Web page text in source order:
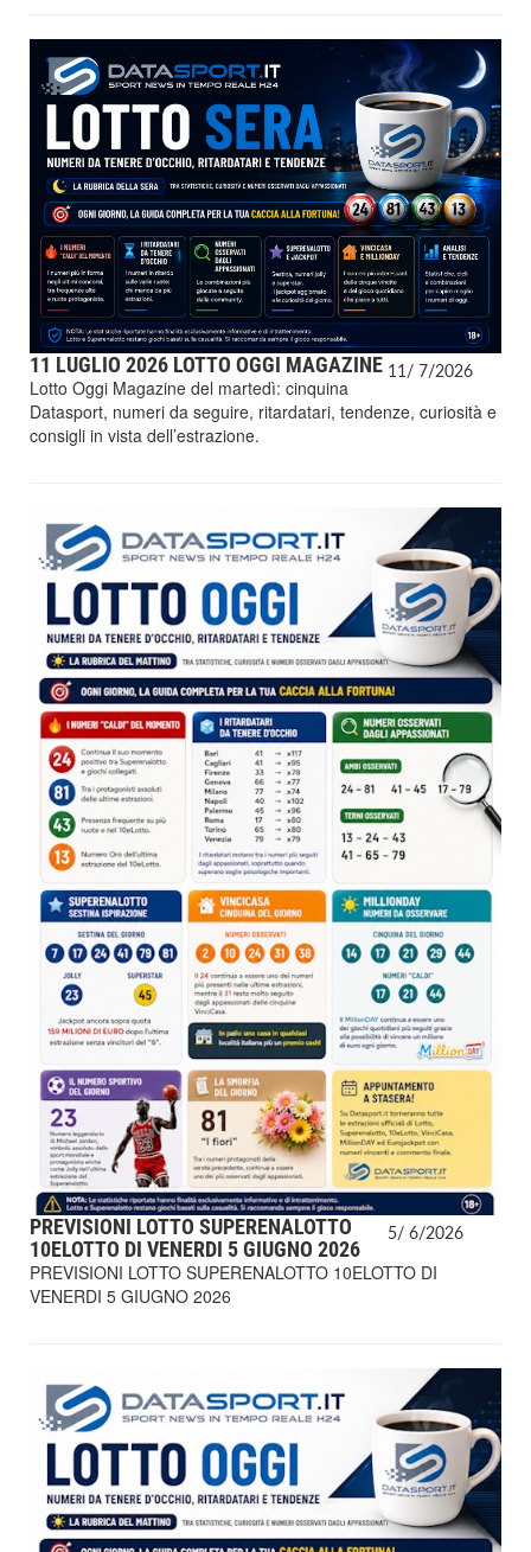
11/ 7/2026
11 LUGLIO 2026 LOTTO OGGI MAGAZINE
Lotto Oggi Magazine del martedì: cinquina
Datasport, numeri da seguire, ritardatari, tendenze, curiosità e
consigli in vista dell’estrazione.
5/ 6/2026
PREVISIONI LOTTO SUPERENALOTTO
10ELOTTO DI VENERDI 5 GIUGNO 2026
PREVISIONI LOTTO SUPERENALOTTO 10ELOTTO DI
VENERDI 5 GIUGNO 2026